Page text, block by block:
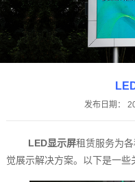
发布日期：
LED显示屏租赁服务为
觉展示解决方案。以下是一些